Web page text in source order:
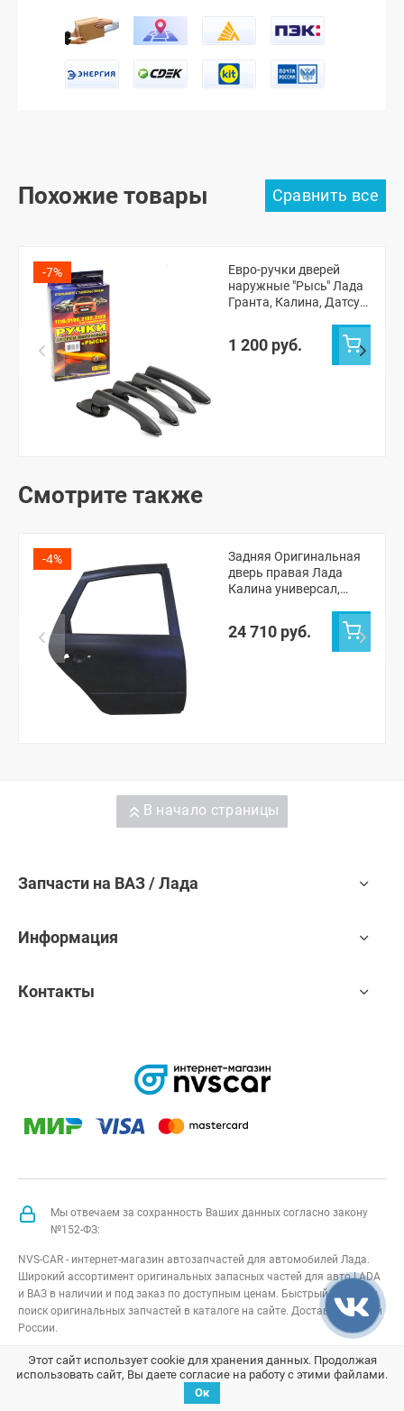
Похожие товары
-7%
Евро-ручки дверей
наружные "Рысь" Лада
Гранта, Калина, Датсун
1 200 руб.
Смотрите также
-4%
Задняя Оригинальная
дверь правая Лада
Калина универсал,
(неокрашенная)
24 710 руб.
В начало страницы
Запчасти на ВАЗ / Лада
Информация
Контакты
Мы отвечаем за сохранность Ваших данных согласно закону
№152-ФЗ:
NVS-CAR - интернет-магазин автозапчастей для автомобилей Лада.
Широкий ассортимент оригинальных запасных частей для авто LADA
и ВАЗ в наличии и под заказ по доступным ценам. Быстрый подбор и
поиск оригинальных запчастей в каталоге на сайте. Доставка по всей
России.
NVS-CAR© 2014 –2026Все права защищеныкарта сайта;
Договор оферта; Политика конфиденциальности
Этот сайт использует cookie для хранения данных. Продолжая
использовать сайт, Вы даете согласие на работу с этими файлами.
Ок